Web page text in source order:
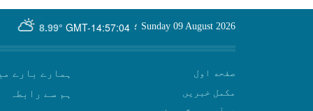
GMT-14:57:04
8.99° Sunday 09 August 2026 ؛
صفحه اول
مکمل خبریں
ہمارے بارے
ہم سے رابطہ